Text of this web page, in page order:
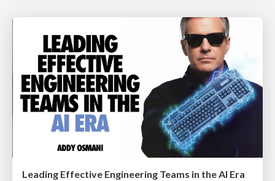
Leading Effective Engineering Teams in the AI Era